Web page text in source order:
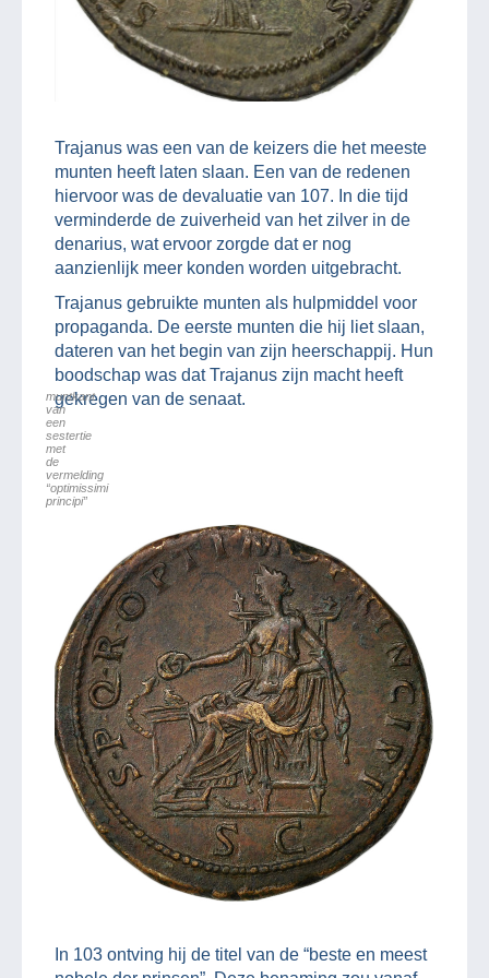
Trajanus was een van de keizers die het meeste
munten heeft laten slaan. Een van de redenen
hiervoor was de devaluatie van 107. In die tijd
verminderde de zuiverheid van het zilver in de
denarius, wat ervoor zorgde dat er nog
aanzienlijk meer konden worden uitgebracht.
Trajanus gebruikte munten als hulpmiddel voor
propaganda. De eerste munten die hij liet slaan,
dateren van het begin van zijn heerschappij. Hun
boodschap was dat Trajanus zijn macht heeft
gekregen van de senaat.
muntkant
van
een
sestertie
met
de
vermelding
“optimissimi
principi”
In 103 ontving hij de titel van de “beste en meest